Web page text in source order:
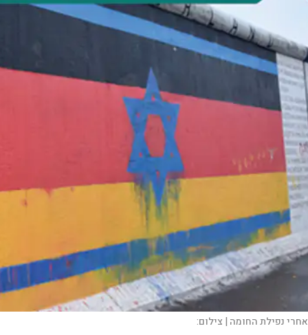
אחרי נפילת החומה | צילום: